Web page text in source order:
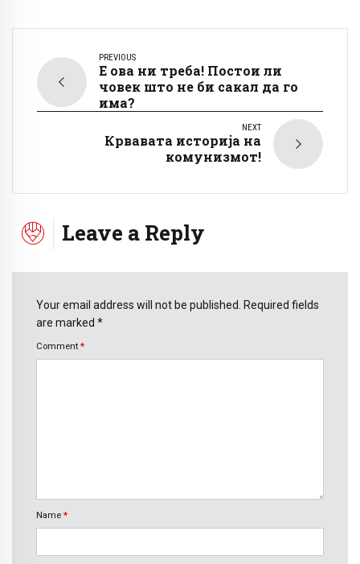
PREVIOUS
Е ова ни треба! Постои ли
човек што не би сакал да го
има?
NEXT
Крвавата историја на
комунизмот!
Leave a Reply
Your email address will not be published. Required fields
are marked *
Comment *
Name *